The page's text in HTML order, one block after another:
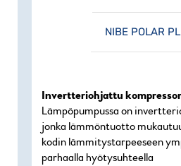
NIBE POLAR
Invertteriohjattu
Lämpöpumpussa on
jonka lämmöntuotto
kodin lämmitystarpeeseen
parhaalla hyötysuhteella